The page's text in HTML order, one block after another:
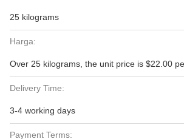
25 kilograms
Harga:
Over 25 kilograms, the unit price is $22.00
Delivery Time:
3-4 working days
Payment Terms: